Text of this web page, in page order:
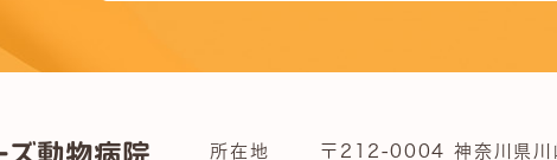
所在地 〒212-0004 神奈川県川